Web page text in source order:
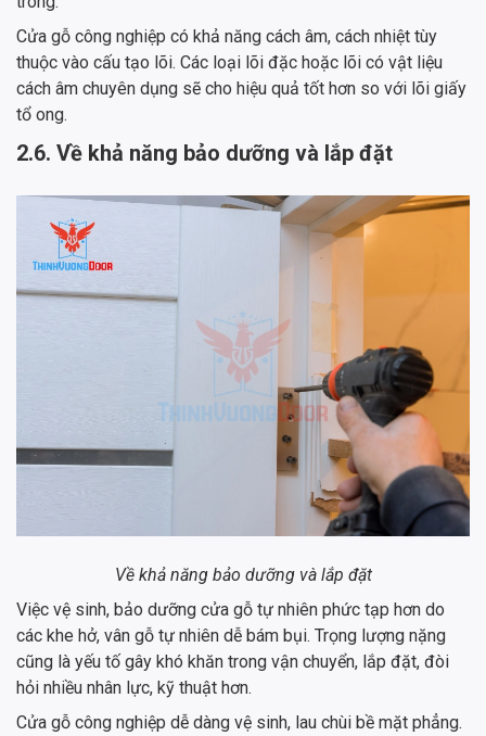
Cửa gỗ công nghiệp có khả năng cách âm, cách nhiệt tùy
thuộc vào cấu tạo lõi. Các loại lõi đặc hoặc lõi có vật liệu
cách âm chuyên dụng sẽ cho hiệu quả tốt hơn so với lõi giấy
tổ ong.
2.6. Về khả năng bảo dưỡng và lắp đặt
Về khả năng bảo dưỡng và lắp đặt
Việc vệ sinh, bảo dưỡng cửa gỗ tự nhiên phức tạp hơn do
các khe hở, vân gỗ tự nhiên dễ bám bụi. Trọng lượng nặng
cũng là yếu tố gây khó khăn trong vận chuyển, lắp đặt, đòi
hỏi nhiều nhân lực, kỹ thuật hơn.
Cửa gỗ công nghiệp dễ dàng vệ sinh, lau chùi bề mặt phẳng.